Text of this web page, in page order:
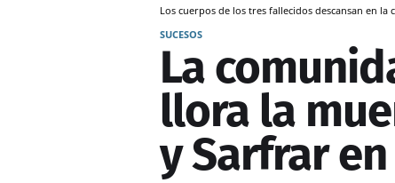
Los cuerpos de los tres fallecidos descansan en la
SUCESOS
La
llora la
y Sarfrar